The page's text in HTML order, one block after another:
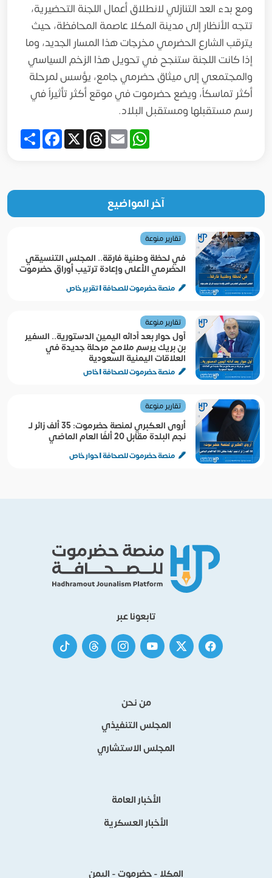
ومع بدء العد التنازلي لانطلاق أعمال اللجنة التحضيرية،
تتجه الأنظار إلى مدينة المكلا عاصمة المحافظة، حيث
يترقب الشارع الحضرمي مخرجات هذا المسار الجديد، وما
إذا كانت اللجنة ستنجح في تحويل هذا الزخم السياسي
والمجتمعي إلى ميثاق حضرمي جامع، يؤسس لمرحلة
أكثر تماسكاً، ويضع حضرموت في موقع أكثر تأثيراً في
رسم مستقبلها ومستقبل البلاد.
Share
Facebook X
ThreadsEmail
WhatsApp
آخر المواضيع
تقارير منوعة
في لحظة وطنية فارقة.. المجلس التنسيقي
الحضرمي الأعلى وإعادة ترتيب أوراق حضرموت
منصة حضرموت للصحافة | تقرير خاص
تقارير منوعة
أول حوار بعد أدائه اليمين الدستورية.. السفير
بن بريك يرسم ملامح مرحلة جديدة في
العلاقات اليمنية السعودية
منصة حضرموت للصحافة | خاص
تقارير منوعة
أروى العكبري لمنصة حضرموت: 35 ألف زائر لـ
نجم البلدة مقابل 20 ألفًا العام الماضي
منصة حضرموت للصحافة | حوار خاص
تابعونا عبر
من نحن
المجلس التنفيذي
المجلس الاستشاري
الأخبار العامة
الأخبار العسكرية
المكلا - حضرموت - اليمن